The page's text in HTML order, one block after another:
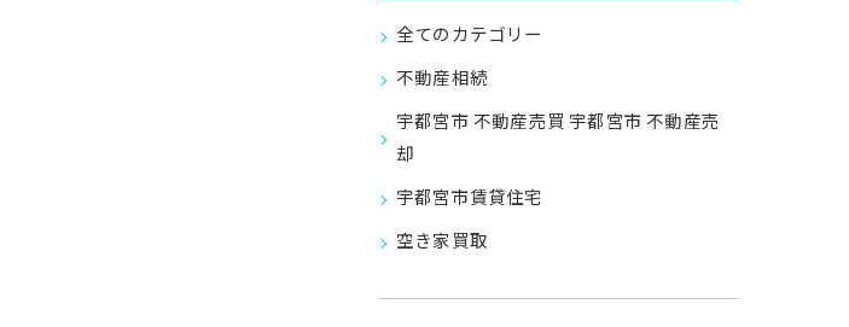
全てのカテゴリー
不動産相続
宇都宮市 不動産売買 宇都宮市 不動産売
却
宇都宮市賃貸住宅
空き家買取